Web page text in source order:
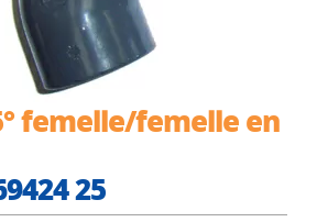
femelle/femelle en
25